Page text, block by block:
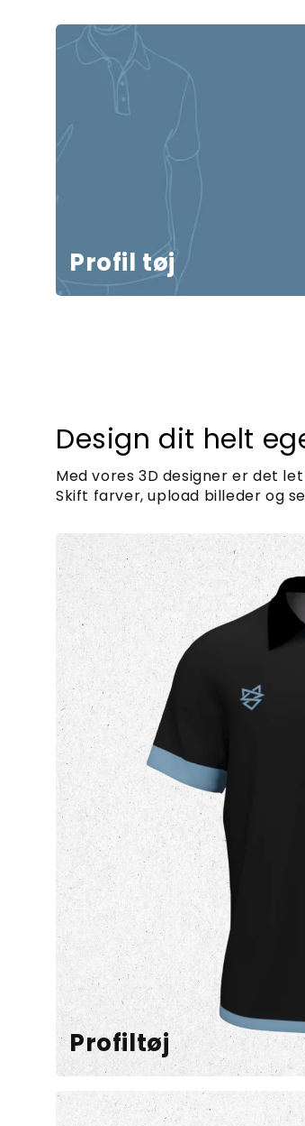
Profil tøj
Design dit helt
Med vores 3D designer er det
Skift farver, upload billeder og
Profiltøj